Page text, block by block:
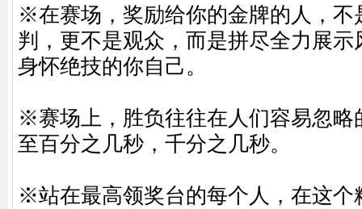
※在赛场，奖励给你的金牌的人，不
判，更不是观众，而是拼尽全力展
身怀绝技的你自己。
※赛场上，胜负往往在人们容易忽略
至百分之几秒，千分之几秒。
※站在最高领奖台的每个人，在这个